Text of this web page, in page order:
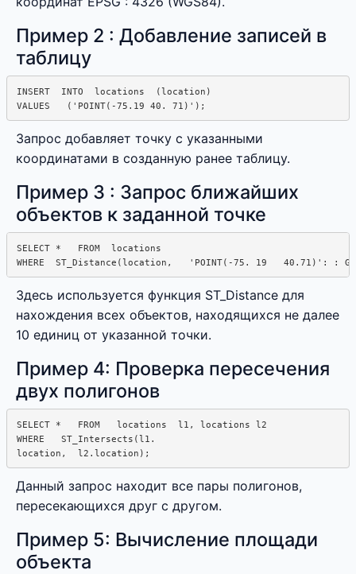
Пример 2 : Добавление записей в
таблицу
INSERT  INTO  locations  (location)
Запрос добавляет точку с указанными
координатами в созданную ранее таблицу.
Пример 3 : Запрос ближайших
объектов к заданной точке
SELECT *   FROM  locations
Здесь используется функция ST_Distance для
нахождения всех объектов, находящихся не далее
10 единиц от указанной точки.
Пример 4: Проверка пересечения
двух полигонов
SELECT *   FROM   locations  l1, locations l2
WHERE   ST_Intersects(l1.
Данный запрос находит все пары полигонов,
пересекающихся друг с другом.
Пример 5: Вычисление площади
объекта